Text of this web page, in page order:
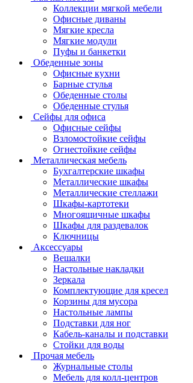
Коллекции мягкой мебели
Офисные диваны
Мягкие кресла
Мягкие модули
Пуфы и банкетки
Обеденные зоны
Офисные кухни
Барные стулья
Обеденные столы
Обеденные стулья
Сейфы для офиса
Офисные сейфы
Взломостойкие сейфы
Огнестойкие сейфы
Металлическая мебель
Бухгалтерские шкафы
Металлические шкафы
Металлические стеллажи
Шкафы-картотеки
Многоящичные шкафы
Шкафы для раздевалок
Ключницы
Аксессуары
Вешалки
Настольные накладки
Зеркала
Комплектующие для кресел
Корзины для мусора
Настольные лампы
Подставки для ног
Кабель-каналы и подставки
Стойки для воды
Прочая мебель
Журнальные столы
Мебель для колл-центров